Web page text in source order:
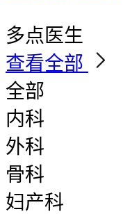
多点医生
查看全部
全部
内科
外科
骨科
妇产科